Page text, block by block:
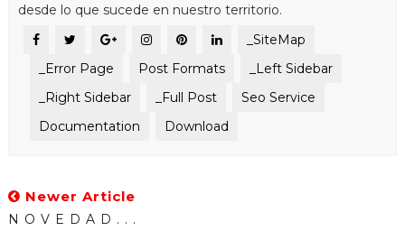
desde lo que sucede en nuestro territorio.
_SiteMap
_Error Page
Post Formats
_Left Sidebar
_Right Sidebar
_Full Post
Seo Service
Documentation
Download
Newer Article
N O V E D A D . . .